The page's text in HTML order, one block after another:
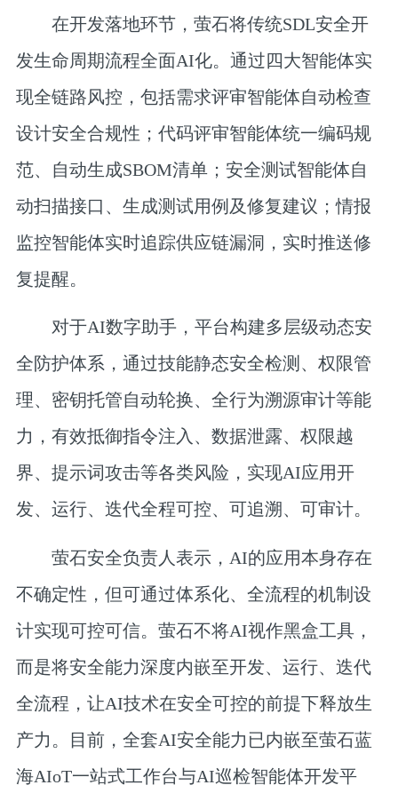
在开发落地环节，萤石将传统SDL安全开
发生命周期流程全面AI化。通过四大智能体实
现全链路风控，包括需求评审智能体自动检查
设计安全合规性；代码评审智能体统一编码规
范、自动生成SBOM清单；安全测试智能体自
动扫描接口、生成测试用例及修复建议；情报
监控智能体实时追踪供应链漏洞，实时推送修
复提醒。
对于AI数字助手，平台构建多层级动态安
全防护体系，通过技能静态安全检测、权限管
理、密钥托管自动轮换、全行为溯源审计等能
力，有效抵御指令注入、数据泄露、权限越
界、提示词攻击等各类风险，实现AI应用开
发、运行、迭代全程可控、可追溯、可审计。
萤石安全负责人表示，AI的应用本身存在
不确定性，但可通过体系化、全流程的机制设
计实现可控可信。萤石不将AI视作黑盒工具，
而是将安全能力深度内嵌至开发、运行、迭代
全流程，让AI技术在安全可控的前提下释放生
产力。目前，全套AI安全能力已内嵌至萤石蓝
海AIoT一站式工作台与AI巡检智能体开发平